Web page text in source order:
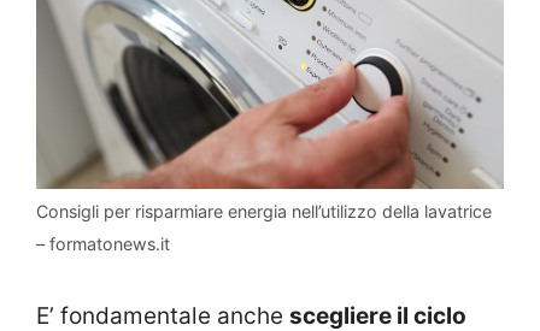
Consigli per risparmiare energia nell’utilizzo della lavatrice
– formatonews.it
E’ fondamentale anche scegliere il ciclo